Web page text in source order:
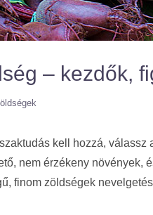
– kezdők,
kell hozzá,
nem érzékeny
finom zöldségek